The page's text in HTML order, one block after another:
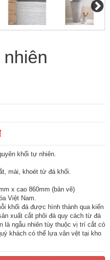
khối tự nhiên.
mài, khoét từ đá khối.
x cao 860mm (bản vẽ)
Việt Nam.
khối đá được hình thành qua kiến
xuất cắt phôi đá quy cách từ đá
là ngẫu nhiên tùy thuộc vị trí cắt có
khách có thể lựa vân vệt tại kho